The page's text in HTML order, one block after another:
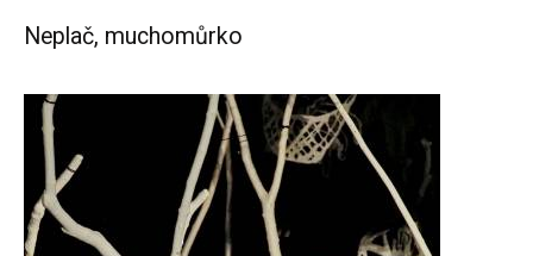
Neplač, muchomůrko